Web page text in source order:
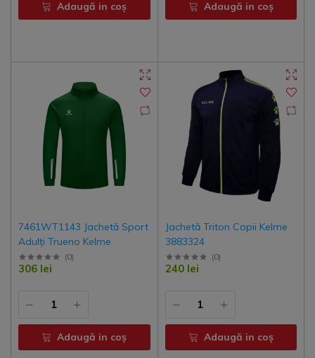
Adaugă in coş Adaugă in coş
7461WT1143 Jachetă Sport
Adulți Trueno Kelme
(0)
306 lei
Adaugă in coş
Jachetă Triton Copii Kelme
3883324
(0)
240 lei
Adaugă in coş